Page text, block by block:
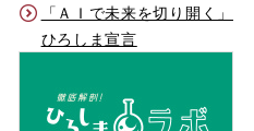
「ＡＩで未来を切り開く」
ひろしま宣言